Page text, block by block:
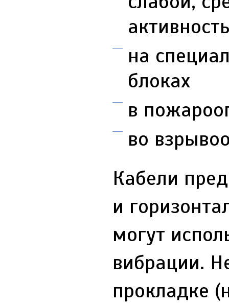
на
блоках
в
во
Кабели
и
могут
вибрации.
прокладке